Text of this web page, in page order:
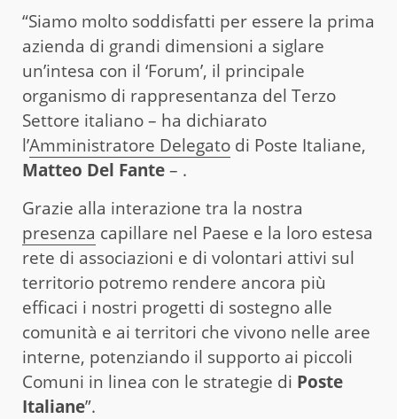
“Siamo molto soddisfatti per essere la prima
azienda di grandi dimensioni a siglare
un’intesa con il ‘Forum’, il principale
organismo di rappresentanza del Terzo
Settore italiano – ha dichiarato
l’Amministratore Delegato di Poste Italiane,
Matteo Del Fante– .
Grazie alla interazione tra la nostra
presenza capillare nel Paese e la loro estesa
rete di associazioni e di volontari attivi sul
territorio potremo rendere ancora più
efficaci i nostri progetti di sostegno alle
comunità e ai territori che vivono nelle aree
interne, potenziando il supporto ai piccoli
Comuni in linea con le strategie di Poste
Italiane”.